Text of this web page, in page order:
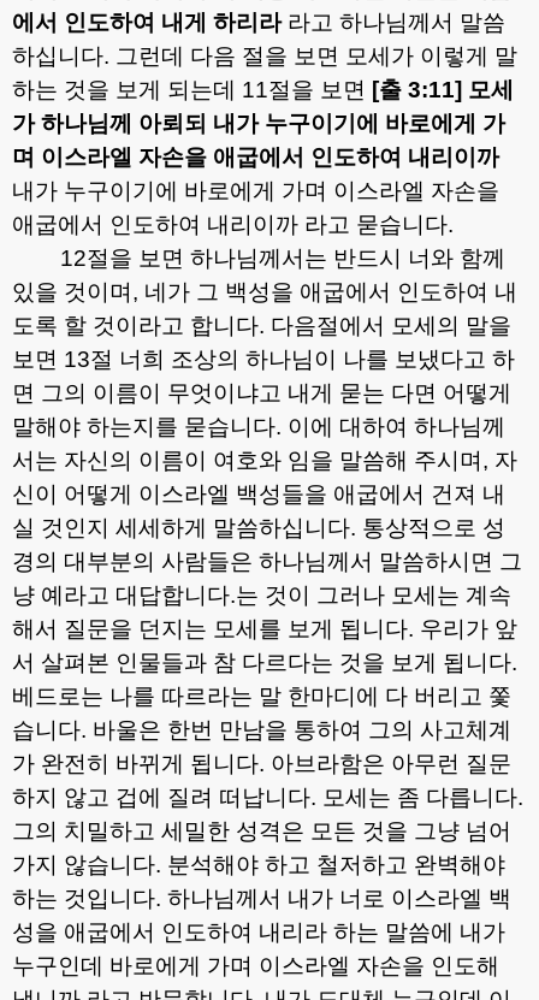
에서 인도하여 내게 하리라라고 하나님께서 말씀
하십니다. 그런데 다음 절을 보면 모세가 이렇게 말
하는 것을 보게 되는데 11절을 보면 [출 3:11] 모세
가 하나님께 아뢰되 내가 누구이기에 바로에게 가
며 이스라엘 자손을 애굽에서 인도하여 내리이까
내가 누구이기에 바로에게 가며 이스라엘 자손을
애굽에서 인도하여 내리이까 라고 묻습니다.
12절을 보면 하나님께서는 반드시 너와 함께
있을 것이며 , 네가 그 백성을 애굽에서 인도하여 내
도록 할 것이라고 합니다. 다음절에서 모세의 말을
보면 13절 너희 조상의 하나님이 나를 보냈다고 하
면 그의 이름이 무엇이냐고 내게 묻는 다면 어떻게
말해야 하는지를 묻습니다. 이에 대하여 하나님께
서는 자신의 이름이 여호와 임을 말씀해 주시며 , 자
신이 어떻게 이스라엘 백성들을 애굽에서 건져 내
실 것인지 세세하게 말씀하십니다. 통상적으로 성
경의 대부분의 사람들은 하나님께서 말씀하시면 그
냥 예라고 대답합니다.는 것이 그러나 모세는 계속
해서 질문을 던지는 모세를 보게 됩니다. 우리가 앞
서 살펴본 인물들과 참 다르다는 것을 보게 됩니다.
베드로는 나를 따르라는 말 한마디에 다 버리고 쫓
습니다. 바울은 한번 만남을 통하여 그의 사고체계
가 완전히 바뀌게 됩니다. 아브라함은 아무런 질문
하지 않고 겁에 질려 떠납니다. 모세는 좀 다릅니다.
그의 치밀하고 세밀한 성격은 모든 것을 그냥 넘어
가지 않습니다. 분석해야 하고 철저하고 완벽해야
하는 것입니다. 하나님께서 내가 너로 이스라엘 백
성을 애굽에서 인도하여 내리라 하는 말씀에 내가
누구인데 바로에게 가며 이스라엘 자손을 인도해